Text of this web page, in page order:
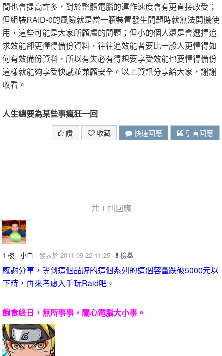
間也會提高許多，對於整體電腦的運作速度會有更直接改受；
但組裝RAID-0的風險就是當一顆裝置發生問題時就無法開機使
用，這些可能是大家所顧慮的問題；但小的個人還是會選擇追
求效能卻更懂得備份資料，往往追效能者要比一般人更懂得如
何有效備份資料，所以有失必有得想要享受效能也要懂得備份
這樣就能夠享受快感並兼顧安全。以上資訊分享給大家，謝謝
收看。
人生總要為某些事瘋狂一回
讚 收藏 快速回應 引言回應
共 1 則回應
1 樓 · 小白 · 發表於 2011-09-22 11:25 · 檢舉
感謝分享，等到這個品牌的這個系列的這個容量跌破5000元以
下時，再來考慮入手玩Raid吧。
飽食終日，無所事事，關心電腦大小事。